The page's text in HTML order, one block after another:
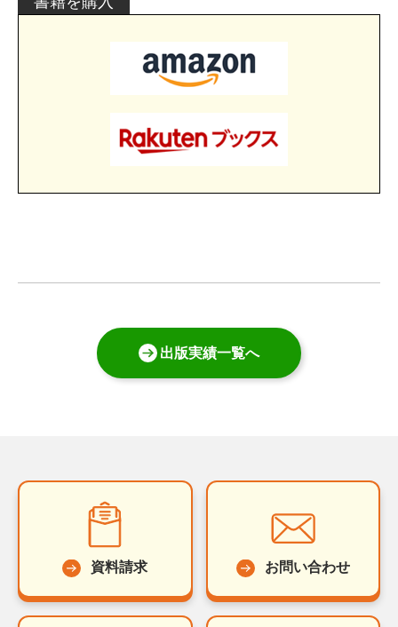
出版実績一覧へ
資料請求 お問い合わせ